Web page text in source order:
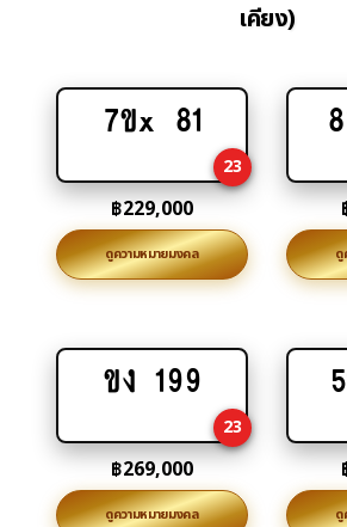
เคียง)
Add
cart
7ขx 81
23
฿229,000
ดูความหมายมงคล ดู
Add
cart
ขง 199
23
฿269,000
ดูความหมายมงคล ดู